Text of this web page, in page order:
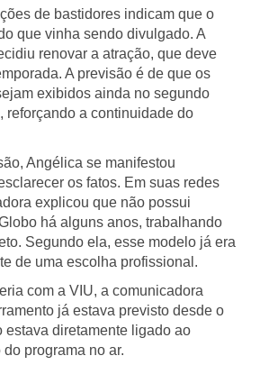
de bastidores indicam que o
que vinha sendo divulgado. A
renovar a atração, que deve
A previsão é de que os
exibidos ainda no segundo
reforçando a continuidade do
Angélica se manifestou
os fatos. Em suas redes
explicou que não possui
há alguns anos, trabalhando
Segundo ela, esse modelo já era
de uma escolha profissional.
com a VIU, a comunicadora
já estava previsto desde o
estava diretamente ligado ao
programa no ar.